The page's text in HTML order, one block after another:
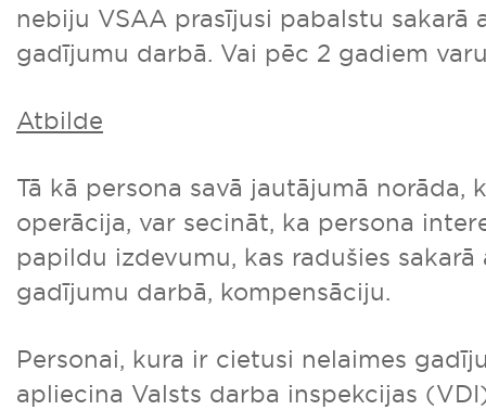
nebiju VSAA prasījusi pabalstu sakarā
gadījumu darbā. Vai pēc 2 gadiem
Atbilde
Tā kā persona savā jautājumā norāda,
operācija, var secināt, ka persona
papildu izdevumu, kas radušies sakarā
gadījumu darbā, kompensāciju.
Personai, kura ir cietusi nelaimes
apliecina Valsts darba inspekcijas